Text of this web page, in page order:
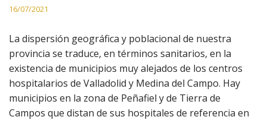
16/07/2021
La dispersión geográfica y poblacional de nuestra
provincia se traduce, en términos sanitarios, en la
existencia de municipios muy alejados de los centros
hospitalarios de Valladolid y Medina del Campo. Hay
municipios en la zona de Peñafiel y de Tierra de
Campos que distan de sus hospitales de referencia en